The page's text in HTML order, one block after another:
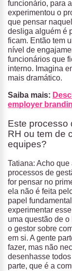
funcionário, para
experimentou o
que pensar
desliga alguém é
ficam. Então tem
nível de
funcionários que
interno. Imagina
mais dramático.
Saiba mais:
employer
Este processo
RH ou tem de
equipes?
Tatiana: Acho
processos de
for pensar no
ela não é feita
papel
experimentar
uma questão de
o gestor sobre
em si. A gente
fazer, mas não
desenhasse
parte, que é a